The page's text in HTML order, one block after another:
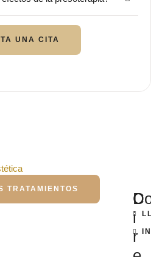
UNA CITA
TRATAMIENTOS
D
i
r